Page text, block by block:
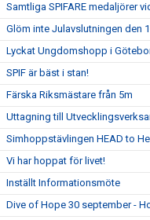
Samtliga SPIFARE medaljörer
Glöm inte Julavslutningen den
Lyckat Ungdomshopp i
SPIF är bäst i stan!
Färska Riksmästare från 5m
Uttagning till
Simhoppstävlingen HEAD to
Vi har hoppat för livet!
Inställt Informationsmöte
Dive of Hope 30 september -